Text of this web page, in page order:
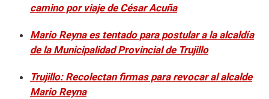
camino por viaje de César Acuña
Mario Reyna es tentado para postular a la alcaldía
de la Municipalidad Provincial de Trujillo
Trujillo: Recolectan firmas para revocar al alcalde
Mario Reyna